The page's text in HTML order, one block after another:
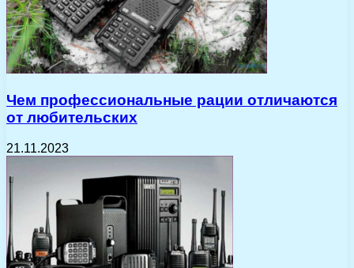
Чем профессиональные рации отличаются
от любительских
21.11.2023